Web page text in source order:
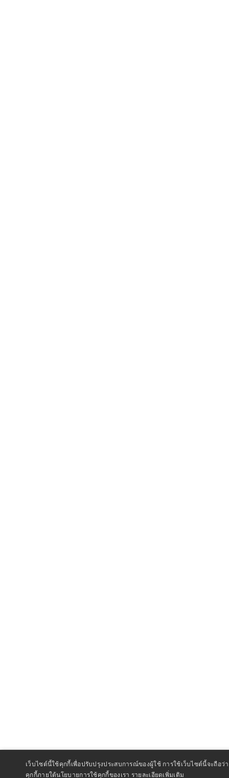
เว็บไซต์นี้ใช้คุกกี้เพื่อปรับปรุงประสบการณ์ของผู้ใช้ การใช้เว็บไซต์นี้จะถือ
คุกกี้ภายใต้นโยบายการใช้คุกกี้ของเรา รายละเอียดเพิ่มเติม